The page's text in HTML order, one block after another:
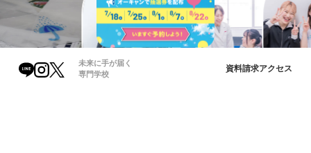
未来に手が届く
専門学校
資料請求アクセス